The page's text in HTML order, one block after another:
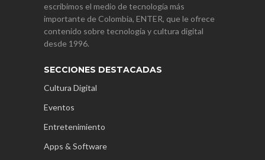
escribimos el medio de tecnología más
importante de Colombia, ENTER, que le ofrece
contenido sobre tecnología y cultura digital
desde 1996.
SECCIONES DESTACADAS
Cultura Digital
Eventos
Entretenimiento
Apps & Software